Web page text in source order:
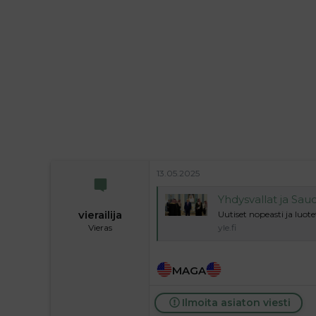
vierailija
Vieras
13.05.2025
Yhdysvallat ja
Uutiset nopeasti ja
yle.fi
MAGA
Ilmoita asiaton viesti